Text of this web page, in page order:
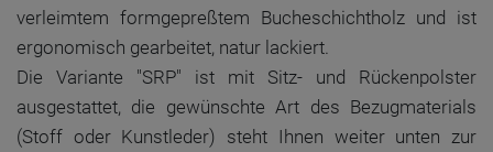
verleimtem formgepreßtem Bucheschichtholz und ist
ergonomisch gearbeitet, natur lackiert.
Die Variante "SRP" ist mit Sitz- und Rückenpolster
ausgestattet, die gewünschte Art des Bezugmaterials
(Stoff oder Kunstleder) steht Ihnen weiter unten zur